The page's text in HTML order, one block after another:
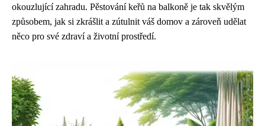
okouzlující zahradu. Pěstování keřů na balkoně je tak skvělým
způsobem, jak si zkrášlit a zútulnit váš domov a zároveň udělat
něco pro své zdraví a životní prostředí.